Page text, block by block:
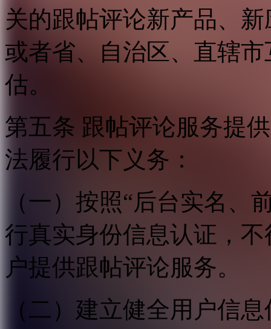
关的跟帖评论新产品、
或者省、自治区、直辖
估。
第五条 跟帖评论服务提
法履行以下义务：
（一）按照“后台实名、
行真实身份信息认证，
户提供跟帖评论服务。
（二）建立健全用户信